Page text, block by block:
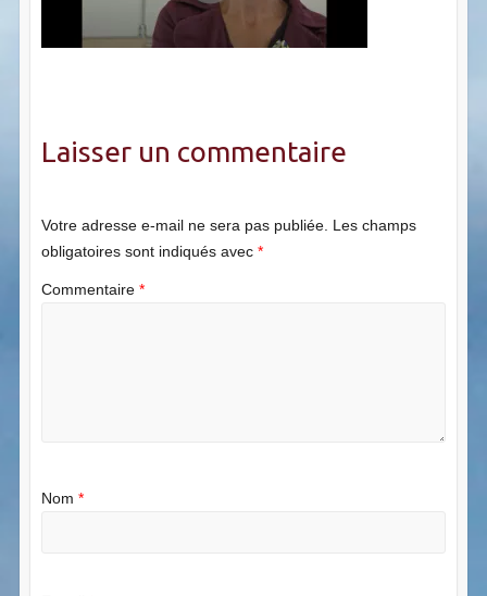
Laisser un commentaire
Votre adresse e-mail ne sera pas publiée. Les champs
obligatoires sont indiqués avec *
Commentaire *
Nom *